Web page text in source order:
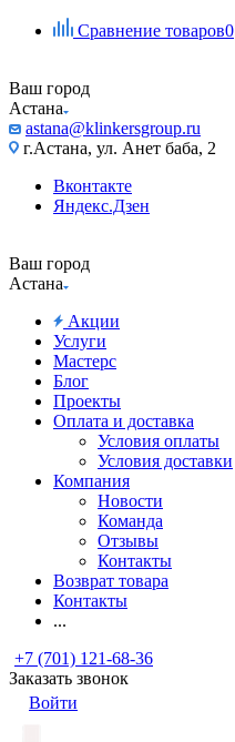
Сравнение товаров0
Ваш город
Астана
astana@klinkersgroup.ru
г.Астана, ул. Анет баба, 2
Вконтакте
Яндекс.Дзен
Ваш город
Астана
Акции
Услуги
Мастерс
Блог
Проекты
Оплата и доставка
Условия оплаты
Условия доставки
Компания
Новости
Команда
Отзывы
Контакты
Возврат товара
Контакты
...
+7 (701) 121-68-36
Заказать звонок
Войти